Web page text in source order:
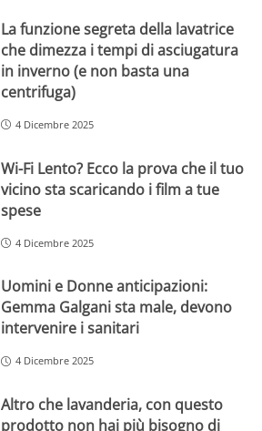
La funzione segreta della lavatrice
che dimezza i tempi di asciugatura
in inverno (e non basta una
centrifuga)
4 Dicembre 2025
Wi-Fi Lento? Ecco la prova che il tuo
vicino sta scaricando i film a tue
spese
4 Dicembre 2025
Uomini e Donne anticipazioni:
Gemma Galgani sta male, devono
intervenire i sanitari
4 Dicembre 2025
Altro che lavanderia, con questo
prodotto non hai più bisogno di